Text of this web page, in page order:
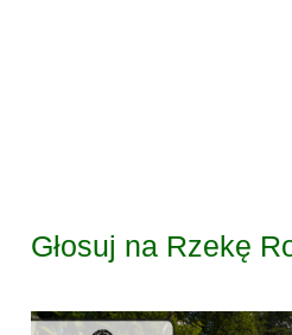
Głosuj na Rzekę